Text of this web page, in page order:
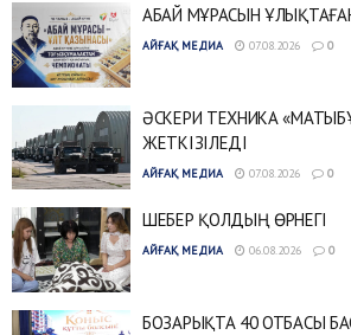
АБАЙ МҰРАСЫН
АЙҒАҚ МЕДИА 07.08.2026 0
ӘСКЕРИ ТЕХНИКА
ЖЕТКІЗІЛЕДІ
АЙҒАҚ МЕДИА 07.08.2026 0
ШЕБЕР ҚОЛДЫҢ ӨРНЕГІ
АЙҒАҚ МЕДИА 06.08.2026 0
БОЗАРЫҚТА 40 ОТБАСЫ